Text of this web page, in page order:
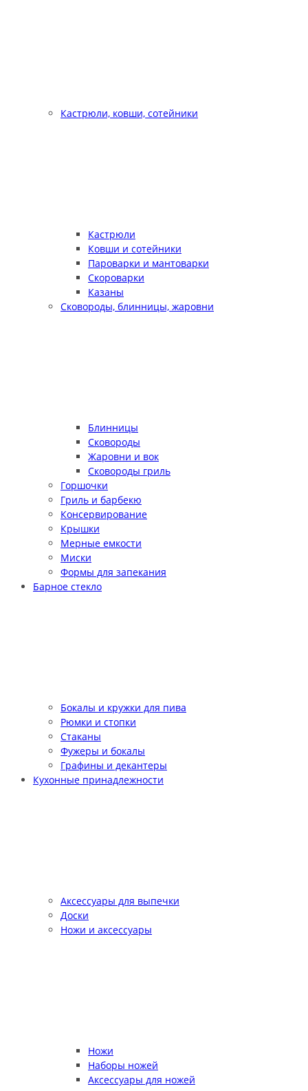
Кастрюли, ковши, сотейники
Кастрюли
Ковши и сотейники
Пароварки и мантоварки
Скороварки
Казаны
Сковороды, блинницы, жаровни
Блинницы
Сковороды
Жаровни и вок
Сковороды гриль
Горшочки
Гриль и барбекю
Консервирование
Крышки
Мерные емкости
Миски
Формы для запекания
Барное стекло
Бокалы и кружки для пива
Рюмки и стопки
Стаканы
Фужеры и бокалы
Графины и декантеры
Кухонные принадлежности
Аксессуары для выпечки
Доски
Ножи и аксессуары
Ножи
Наборы ножей
Аксессуары для ножей